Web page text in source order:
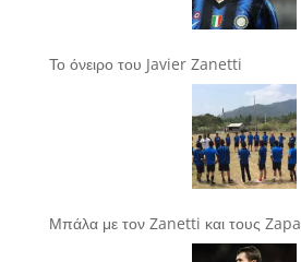
Το όνειρο του Javier Zanetti
Μπάλα με τον Zanetti και τους